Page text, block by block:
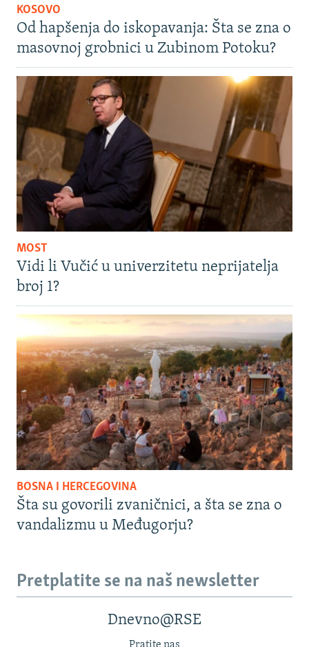
KOSOVO
Od hapšenja do iskopavanja: Šta se zna o
masovnoj grobnici u Zubinom Potoku?
MOST
Vidi li Vučić u univerzitetu neprijatelja
broj 1?
BOSNA I HERCEGOVINA
Šta su govorili zvaničnici, a šta se zna o
vandalizmu u Međugorju?
Pretplatite se na naš newsletter
Dnevno@RSE